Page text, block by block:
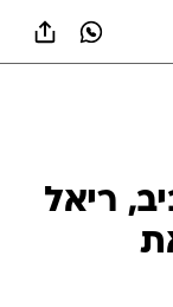
ריאל
86:96 את